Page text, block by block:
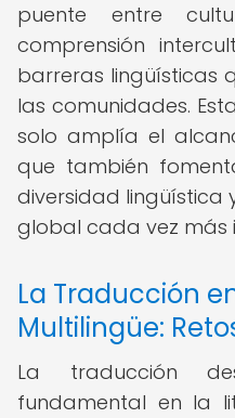
puente entre
comprensión
barreras lingüísticas
las comunidades.
solo amplía el
que también
diversidad lingüística
global cada vez más
La Traducción
Multilingüe:
La traducción
fundamental en la